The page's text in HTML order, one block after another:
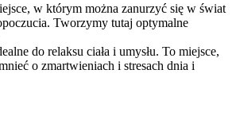
w którym można zanurzyć się w świat
Tworzymy tutaj optymalne
do relaksu ciała i umysłu. To miejsce,
o zmartwieniach i stresach dnia i